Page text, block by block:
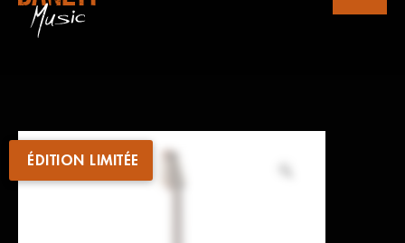
ÉDITION LIMITÉE